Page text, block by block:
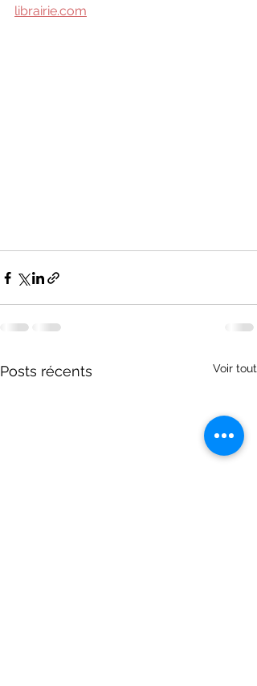
librairie.com
Posts récents Voir tout